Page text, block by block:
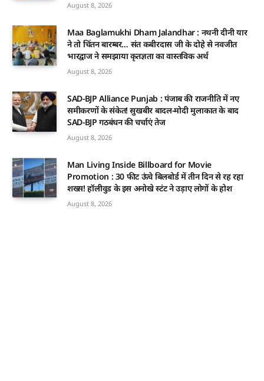
August 8, 2026
Maa Baglamukhi Dham Jalandhar : नथनी दीनी यार
ने तो चिंतन बारम्बर… संत कबीरदास जी के दोहे से नवजीत
भारद्वाज ने समझाया कृतज्ञता का वास्तविक अर्थ
August 8, 2026
SAD-BJP Alliance Punjab : पंजाब की राजनीति में नए
समीकरणों के संकेत! सुखबीर बादल-मोदी मुलाकात के बाद
SAD-BJP गठबंधन की चर्चाएं तेज
August 8, 2026
Man Living Inside Billboard for Movie
Promotion : 30 फीट ऊंचे बिलबोर्ड में तीन दिन से रह रहा
शख्स! हॉलीवुड के इस अनोखे स्टंट ने उड़ाए लोगों के होश
August 8, 2026